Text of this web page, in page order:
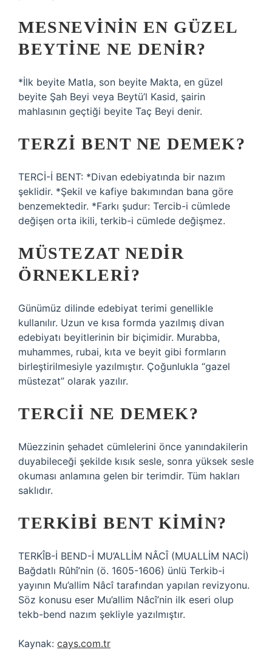
MESNEVININ EN GÜZEL
BEYTINE NE DENIR?
*İlk beyite Matla, son beyite Makta, en güzel
beyite Şah Beyi veya Beytü’l Kasid, şairin
mahlasının geçtiği beyite Taç Beyi denir.
TERZI BENT NE DEMEK?
TERCİ-İ BENT: *Divan edebiyatında bir nazım
şeklidir. *Şekil ve kafiye bakımından bana göre
benzemektedir. *Farkı şudur: Tercib-i cümlede
değişen orta ikili, terkib-i cümlede değişmez.
MÜSTEZAT NEDIR
ÖRNEKLERI?
Günümüz dilinde edebiyat terimi genellikle
kullanılır. Uzun ve kısa formda yazılmış divan
edebiyatı beyitlerinin bir biçimidir. Murabba,
muhammes, rubai, kıta ve beyit gibi formların
birleştirilmesiyle yazılmıştır. Çoğunlukla “gazel
müstezat” olarak yazılır.
TERCII NE DEMEK?
Müezzinin şehadet cümlelerini önce yanındakilerin
duyabileceği şekilde kısık sesle, sonra yüksek sesle
okuması anlamına gelen bir terimdir. Tüm hakları
saklıdır.
TERKIBI BENT KIMIN?
TERKÎB-İ BEND-İ MU’ALLİM NÂCÎ (MUALLİM NACİ)
Bağdatlı Rûhî’nin (ö. 1605-1606) ünlü Terkib-i
yayının Mu’allim Nâcî tarafından yapılan revizyonu.
Söz konusu eser Mu’allim Nâcî’nin ilk eseri olup
tekb-bend nazım şekliyle yazılmıştır.
Kaynak: cays.com.tr